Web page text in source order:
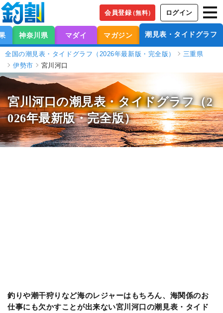
会員登録（無料） ログイン
神奈川県 マダイ マガジン 潮見表・タイドグラフ
全国の潮見表・タイドグラフ（2026年最新版・完全版）
三重県
伊勢市
宮川河口
宮川河口の潮見表・タイドグラフ（2
026年最新版・完全版）
釣りや潮干狩りなど海のレジャーはもちろん、海関係のお
仕事にも欠かすことが出来ない宮川河口の潮見表・タイド